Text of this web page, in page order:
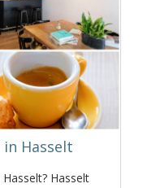
Hasselt
Hasselt